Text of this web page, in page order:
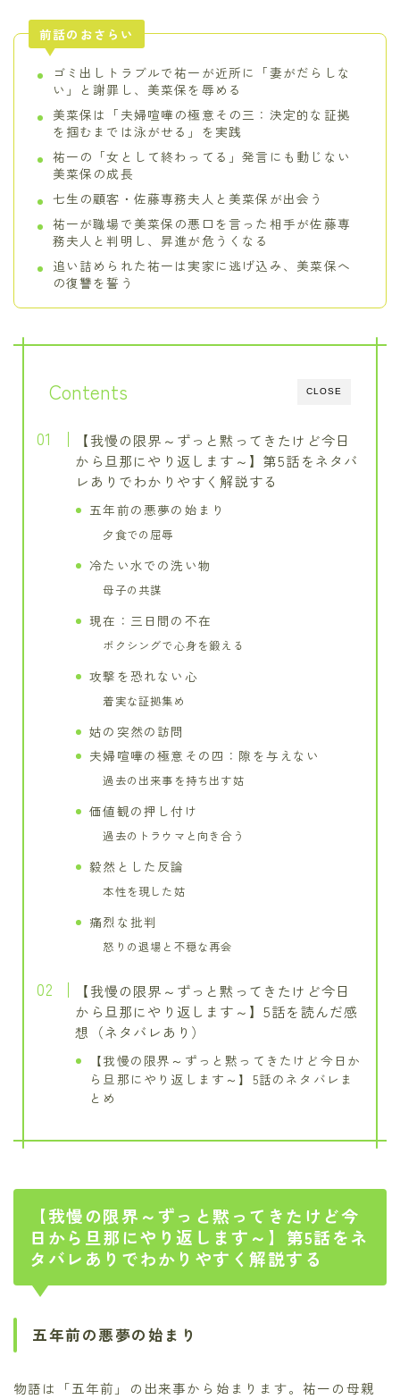
前話のおさらい
ゴミ出しトラブルで祐一が近所に「妻がだらしな
い」と謝罪し、美菜保を辱める
美菜保は「夫婦喧嘩の極意その三：決定的な証拠
を掴むまでは泳がせる」を実践
祐一の「女として終わってる」発言にも動じない
美菜保の成長
七生の顧客・佐藤専務夫人と美菜保が出会う
祐一が職場で美菜保の悪口を言った相手が佐藤専
務夫人と判明し、昇進が危うくなる
追い詰められた祐一は実家に逃げ込み、美菜保へ
の復讐を誓う
CLOSE
Contents
【我慢の限界～ずっと黙ってきたけど今日
から旦那にやり返します～】第5話をネタバ
レありでわかりやすく解説する
五年前の悪夢の始まり
夕食での屈辱
冷たい水での洗い物
母子の共謀
現在：三日間の不在
ボクシングで心身を鍛える
攻撃を恐れない心
着実な証拠集め
姑の突然の訪問
夫婦喧嘩の極意その四：隙を与えない
過去の出来事を持ち出す姑
価値観の押し付け
過去のトラウマと向き合う
毅然とした反論
本性を現した姑
痛烈な批判
怒りの退場と不穏な再会
【我慢の限界～ずっと黙ってきたけど今日
から旦那にやり返します～】5話を読んだ感
想（ネタバレあり）
【我慢の限界～ずっと黙ってきたけど今日か
ら旦那にやり返します～】5話のネタバレま
とめ
【我慢の限界～ずっと黙ってきたけど今
日から旦那にやり返します～】第5話をネ
タバレありでわかりやすく解説する
五年前の悪夢の始まり
物語は「五年前」の出来事から始まります。祐一の母親